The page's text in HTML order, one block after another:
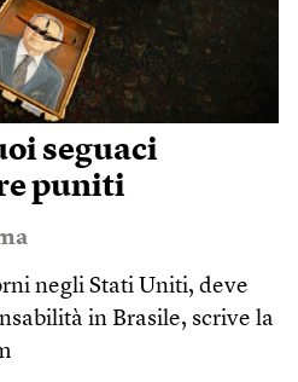
seguaci
puniti
negli Stati Uniti, deve
in Brasile, scrive la